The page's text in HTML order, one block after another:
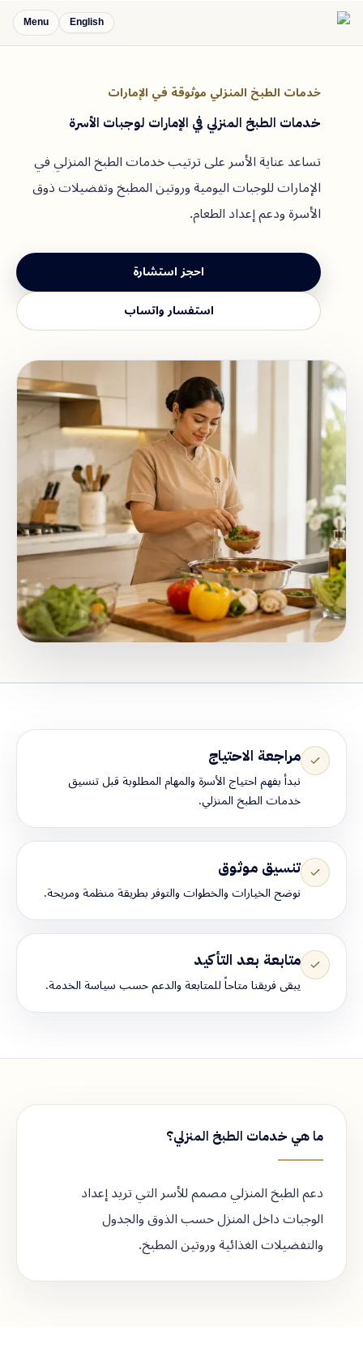
English
Menu
خدمات الطبخ المنزلي موثوقة في الإمارات
خدمات الطبخ المنزلي في الإمارات لوجبات الأسرة
تساعد عناية الأسر على ترتيب خدمات الطبخ المنزلي في
الإمارات للوجبات اليومية وروتين المطبخ وتفضيلات ذوق
الأسرة ودعم إعداد الطعام.
احجز استشارة
استفسار واتساب
مراجعة الاحتياج
نبدأ بفهم احتياج الأسرة والمهام المطلوبة قبل تنسيق
خدمات الطبخ المنزلي.
تنسيق موثوق
نوضح الخيارات والخطوات والتوفر بطريقة منظمة ومريحة.
متابعة بعد التأكيد
يبقى فريقنا متاحاً للمتابعة والدعم حسب سياسة الخدمة.
ما هي خدمات الطبخ المنزلي؟
دعم الطبخ المنزلي مصمم للأسر التي تريد إعداد
الوجبات داخل المنزل حسب الذوق والجدول
والتفضيلات الغذائية وروتين المطبخ.